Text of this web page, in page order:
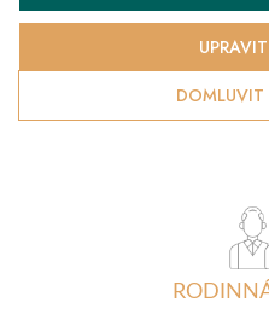
cena:
DOMLUVIT